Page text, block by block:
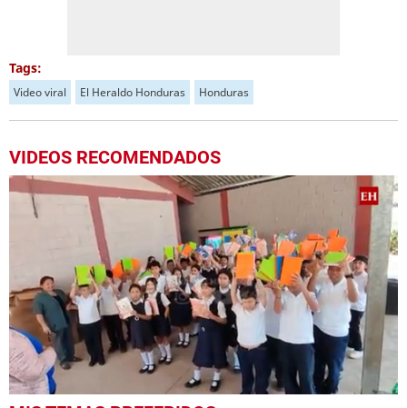
Tags:
Video viral El Heraldo Honduras Honduras
VIDEOS RECOMENDADOS